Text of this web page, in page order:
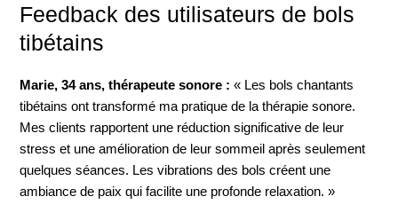
Feedback des utilisateurs de bols
tibétains
Marie, 34 ans, thérapeute sonore : « Les bols chantants
tibétains ont transformé ma pratique de la thérapie sonore.
Mes clients rapportent une réduction significative de leur
stress et une amélioration de leur sommeil après seulement
quelques séances. Les vibrations des bols créent une
ambiance de paix qui facilite une profonde relaxation. »